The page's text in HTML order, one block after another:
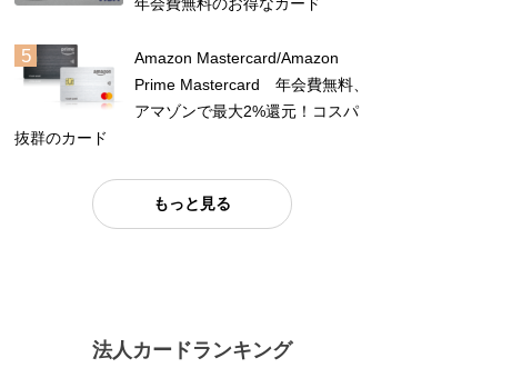
Amazon Mastercard/Amazon
Prime Mastercard 年会費無料、
アマゾンで最大2%還元！コスパ
抜群のカード
もっと見る
法人カードランキング